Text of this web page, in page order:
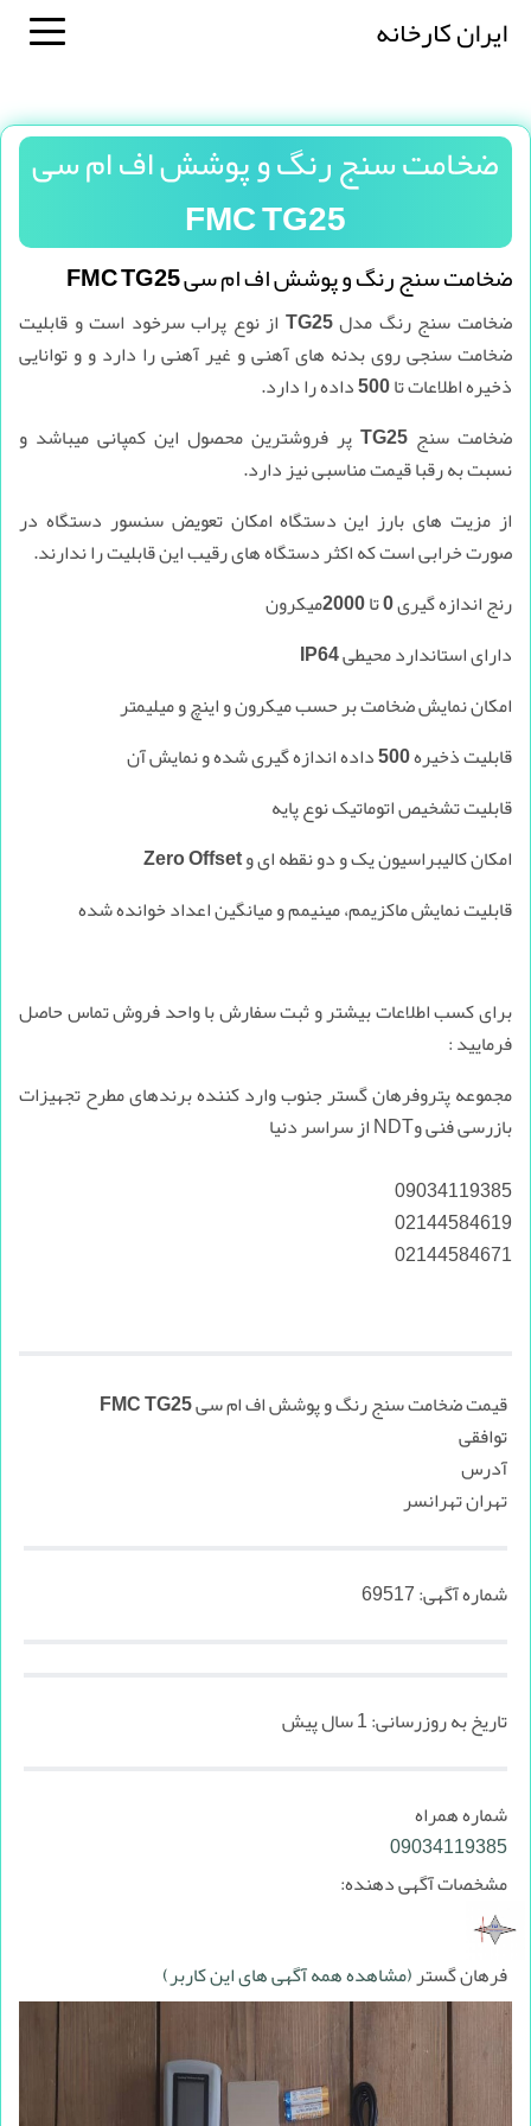
ایران کارخانه
ضخامت سنج رنگ و پوشش اف ام سی
FMC TG25
ضخامت سنج رنگ و پوشش اف ام سی FMC TG25
ضخامت سنج رنگ مدل TG25 از نوع پراب سرخود است و قابلیت
ضخامت سنجی روی بدنه های آهنی و غیر آهنی را دارد و و توانایی
ذخیره اطلاعات تا 500 داده را دارد.
ضخامت سنج TG25 پر فروشترین محصول این کمپانی میباشد و
نسبت به رقبا قیمت مناسبی نیز دارد.
از مزیت های بارز این دستگاه امکان تعویض سنسور دستگاه در
صورت خرابی است که اکثر دستگاه های رقیب این قابلیت را ندارند.
رنج اندازه گیری 0 تا 2000میکرون
دارای استاندارد محیطی IP64
امکان نمایش ضخامت بر حسب میکرون و اینچ و میلیمتر
قابلیت ذخیره 500 داده اندازه گیری شده و نمایش آن
قابلیت تشخیص اتوماتیک نوع پایه
امکان کالیبراسیون یک و دو نقطه ای و Zero Offset
قابليت نمايش ماكزيمم، مينيمم و ميانگين اعداد خوانده شده
برای کسب اطلاعات بیشتر و ثبت سفارش با واحد فروش تماس حاصل
فرمایید :
مجموعه پتروفرهان گستر جنوب وارد کننده برندهای مطرح تجهیزات
بازرسی فنی وNDT از سراسر دنیا
09034119385
02144584619
02144584671
قیمت ضخامت سنج رنگ و پوشش اف ام سی FMC TG25
توافقی
آدرس
تهران تهرانسر
شماره آگهی:69517
تاریخ به روزرسانی:1 سال پیش
شماره همراه
09034119385
مشخصات آگهی دهنده:
فرهان گستر(مشاهده همه آگهی های این کاربر)